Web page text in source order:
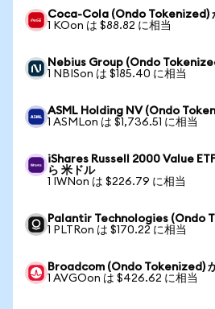
Coca-Cola (Ondo Tokenized)
1 KOon は $88.82 に相当
Nebius Group (Ondo
1 NBISon は $185.40 に相当
ASML Holding NV (Ondo
1 ASMLon は $1,736.51 に相当
iShares Russell 2000 Value
ら 米ドル
1 IWNon は $226.79 に相当
Palantir Technologies (Ondo
1 PLTRon は $170.22 に相当
Broadcom (Ondo Tokenized)
1 AVGOon は $426.62 に相当